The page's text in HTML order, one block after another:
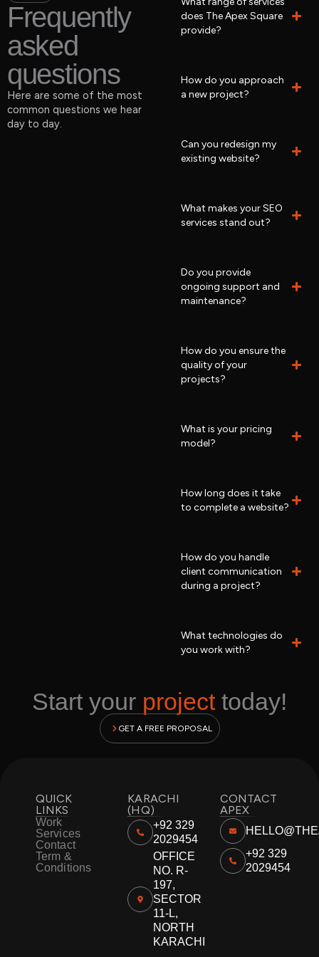
Frequently
asked
questions
Here are some of the most
common questions we hear
day to day.
does The Apex Square
provide?
How do you approach
a new project?
Can you redesign my
existing website?
What makes your SEO
services stand out?
Do you provide
ongoing support and
maintenance?
How do you ensure the
quality of your
projects?
What is your pricing
model?
How long does it take
to complete a website?
How do you handle
client communication
during a project?
What technologies do
you work with?
Start your projecttoday!
GET A FREE PROPOSAL
QUICK
LINKS
Work
Services
Contact
Term &
Conditions
KARACHI
(HQ)
+92 329
2029454
OFFICE
NO. R-
197,
SECTOR
11-L,
NORTH
KARACHI
CONTACT
APEX
+92 329
2029454